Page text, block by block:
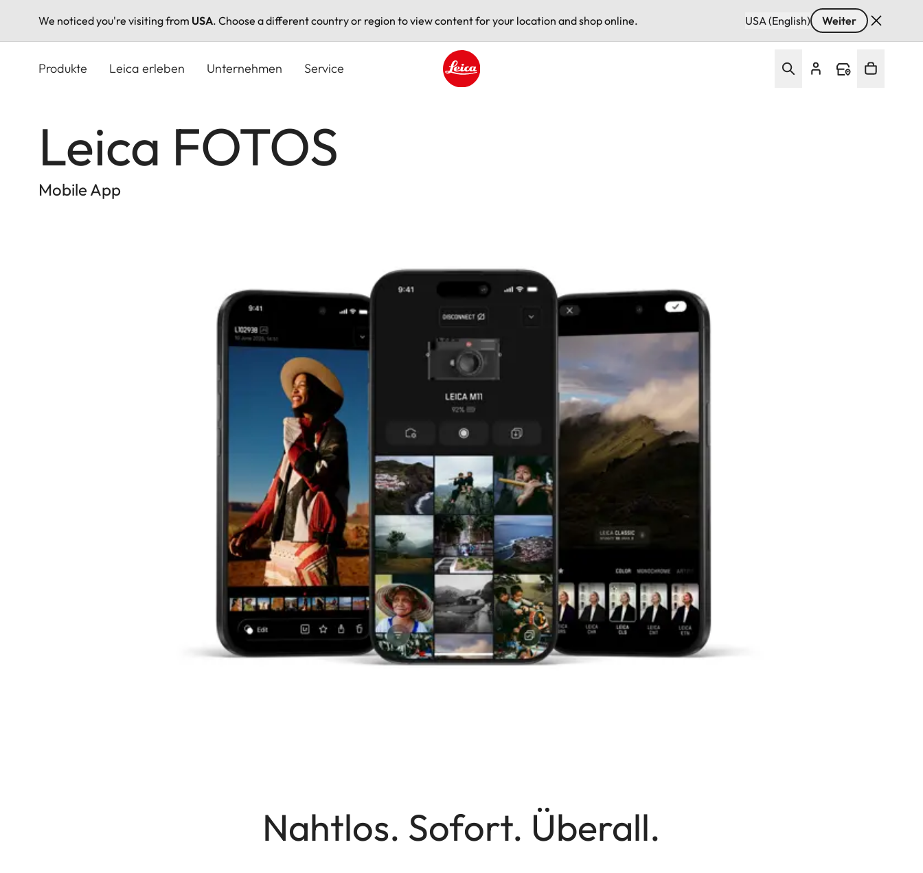
We noticed you're visiting from USA. Choose a different country or region to view content for your location and shop online. USA (English) Weiter
Produkte Leica erleben Unternehmen Service
Leica FOTOS
Mobile App
Nahtlos. Sofort. Überall.